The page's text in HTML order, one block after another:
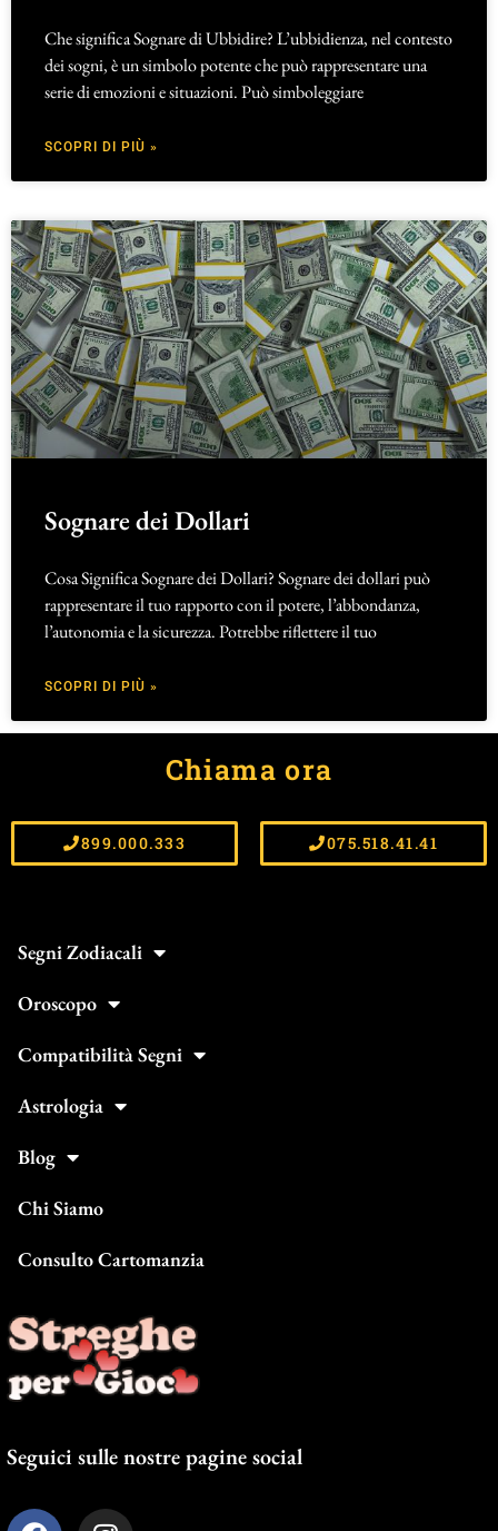
Che significa Sognare di Ubbidire? L’ubbidienza, nel contesto
dei sogni, è un simbolo potente che può rappresentare una
serie di emozioni e situazioni. Può simboleggiare
SCOPRI DI PIÙ »
Sognare dei Dollari
Cosa Significa Sognare dei Dollari? Sognare dei dollari può
rappresentare il tuo rapporto con il potere, l’abbondanza,
l’autonomia e la sicurezza. Potrebbe riflettere il tuo
SCOPRI DI PIÙ »
Chiama ora
899.000.333 075.518.41.41
Segni Zodiacali
Oroscopo
Compatibilità Segni
Astrologia
Blog
Chi Siamo
Consulto Cartomanzia
Seguici sulle nostre pagine social
F I